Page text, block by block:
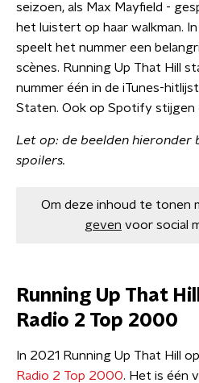
seizoen, als Max Mayfield -
het luistert op haar walkman.
speelt het nummer een
scènes. Running Up That Hill
nummer één in de iTunes-
Staten. Ook op Spotify stijgen
Let op: de beelden
spoilers.
Om deze inhoud te tonen
geven voor social
Running Up That
Radio 2 Top 2000
In 2021 Running Up That Hill
Radio 2 Top 2000. Het is één